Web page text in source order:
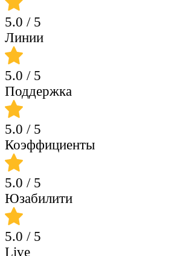
5.0 / 5
Линии
5.0 / 5
Поддержка
5.0 / 5
Коэффициенты
5.0 / 5
Юзабилити
5.0 / 5
Live